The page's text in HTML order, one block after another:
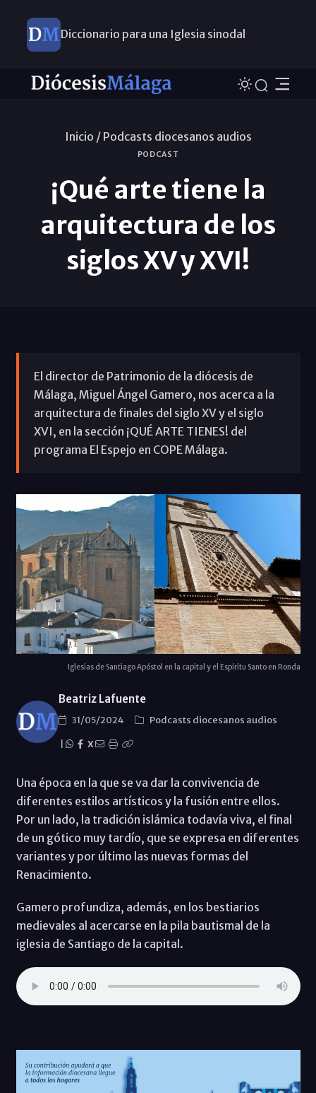
Diccionario para una Iglesia sinodal
Nuevos nombramientos
Inicio / Podcasts diocesanos audios
PODCAST
¡Qué arte tiene la
arquitectura de los
siglos XV y XVI!
El director de Patrimonio de la diócesis de
Málaga, Miguel Ángel Gamero, nos acerca a la
arquitectura de finales del siglo XV y el siglo
XVI, en la sección ¡QUÉ ARTE TIENES! del
programa El Espejo en COPE Málaga.
Iglesias de Santiago Apóstol en la capital y el Espíritu Santo en Ronda
Beatriz Lafuente
31/05/2024
Podcasts diocesanos audios
X
Una época en la que se va dar la convivencia de
diferentes estilos artísticos y la fusión entre ellos.
Por un lado, la tradición islámica todavía viva, el final
de un gótico muy tardío, que se expresa en diferentes
variantes y por último las nuevas formas del
Renacimiento.
Gamero profundiza, además, en los bestiarios
medievales al acercarse en la pila bautismal de la
iglesia de Santiago de la capital.